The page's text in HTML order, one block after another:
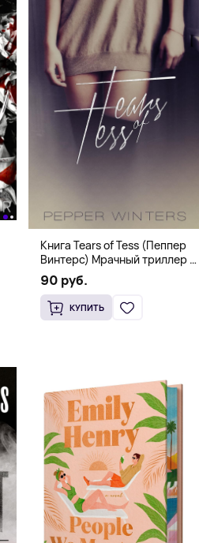
Книга Tears of Tess (Пеппер
Винтерс) Мрачный триллер о
выживании и страсти (18+)
90 руб.
КУПИТЬ